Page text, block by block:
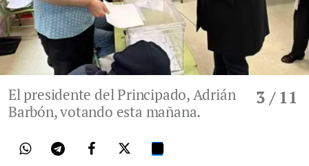
3 / 11
El presidente del Principado, Adrián
Barbón, votando esta mañana.